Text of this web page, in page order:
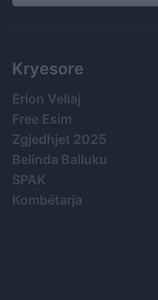
Search
Kryesore
Erion Veliaj
Free Esim
Zgjedhjet 2025
Belinda Balluku
SPAK
Kombëtarja